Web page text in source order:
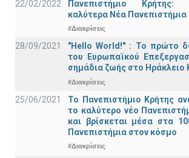
22/02/2022
Πανεπιστήμιο
καλύτερα Νέα Πανεπιστήμια
#Διακρίσεις
28/09/2021
"Hello World!" : Το πρώτο
του Ευρωπαϊκού
σημάδια ζωής στο Ηράκλειο
#Διακρίσεις
25/06/2021
Το Πανεπιστήμιο Κρήτης
το καλύτερο νέο
και βρίσκεται μέσα στα
Πανεπιστήμια στον κόσμο
#Διακρίσεις